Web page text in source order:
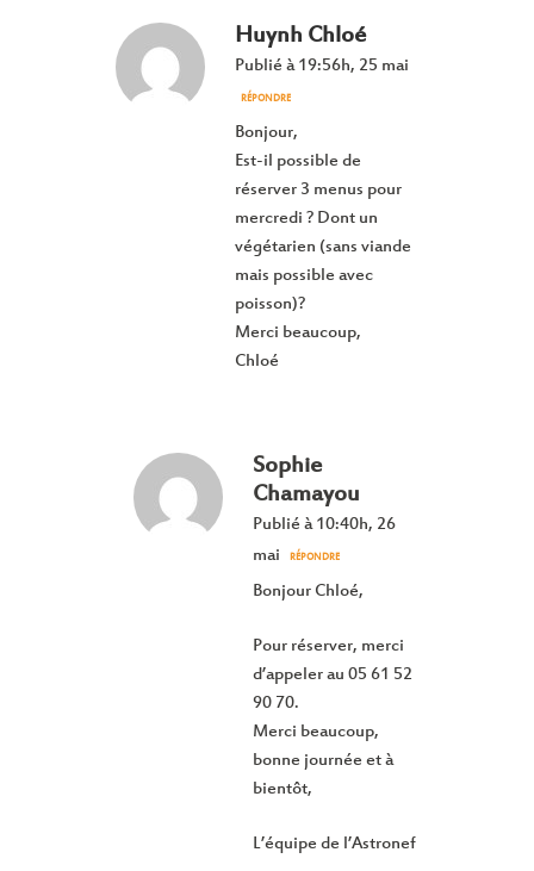
Huynh Chloé
Publié à 19:56h, 25 mai
RÉPONDRE
Bonjour,
Est-il possible de
réserver 3 menus pour
mercredi ? Dont un
végétarien (sans viande
mais possible avec
poisson)?
Merci beaucoup,
Chloé
Sophie
Chamayou
Publié à 10:40h, 26
mai
RÉPONDRE
Bonjour Chloé,
Pour réserver, merci
d’appeler au 05 61 52
90 70.
Merci beaucoup,
bonne journée et à
bientôt,
L’équipe de l’Astronef